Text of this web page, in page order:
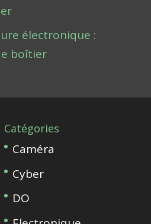
électronique :
boîtier
Catégories
Caméra
Cyber
DO